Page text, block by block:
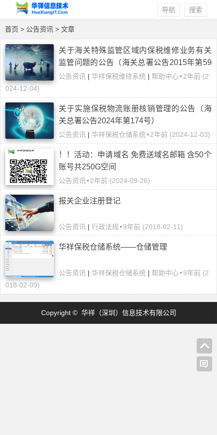
搜索
导航
首页 > 公告资讯 > 文章
关于海关特殊监管区域内保税维修业务有关
监管问题的公告（海关总署公告2015年第59
号）
公告资讯 | 华祥保税维修系统 | 帮助中心•2年前 (2
024-12-04)
关于实施保税物流账册核销管理的公告（海
关总署公告2024年第174号）
公告资讯 | 华祥保税仓储系统•2年前 (2024-12-03)
！！活动：申请域名 免费送域名邮箱 含50个
账号共250G空间
公告资讯 •2年前 (2024-09-26)
报关企业注册登记
公告资讯 | 行政法规•9年前 (2018-02-11)
华祥保税仓储系统——仓储管理
公告资讯 | 华祥保税仓储系统 | 帮助中心•9年前 (2
018-02-09)
Copyright © 华祥（深圳）信息技术有限公司